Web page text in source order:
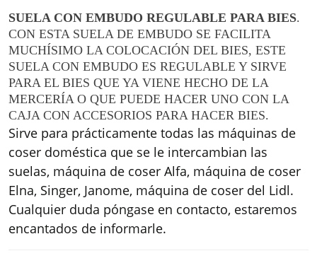
SUELA CON EMBUDO REGULABLE PARA BIES.
CON ESTA SUELA DE EMBUDO SE FACILITA
MUCHÍSIMO LA COLOCACIÓN DEL BIES, ESTE
SUELA CON EMBUDO ES REGULABLE Y SIRVE
PARA EL BIES QUE YA VIENE HECHO DE LA
MERCERÍA O QUE PUEDE HACER UNO CON LA
CAJA CON ACCESORIOS PARA HACER BIES.
Sirve para prácticamente todas las máquinas de
coser doméstica que se le intercambian las
suelas, máquina de coser Alfa, máquina de coser
Elna, Singer, Janome, máquina de coser del Lidl.
Cualquier duda póngase en contacto, estaremos
encantados de informarle.